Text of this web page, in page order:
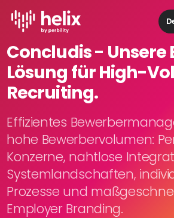
Helix
aufbauen
gewinnen
Feedback
geben
Concludis - Unsere
Lösung für High-
Recruiting.
Effizientes
hohe Bewerbervolumen:
Konzerne, nahtlose
Systemlandschaften,
Prozesse und
Employer Branding.